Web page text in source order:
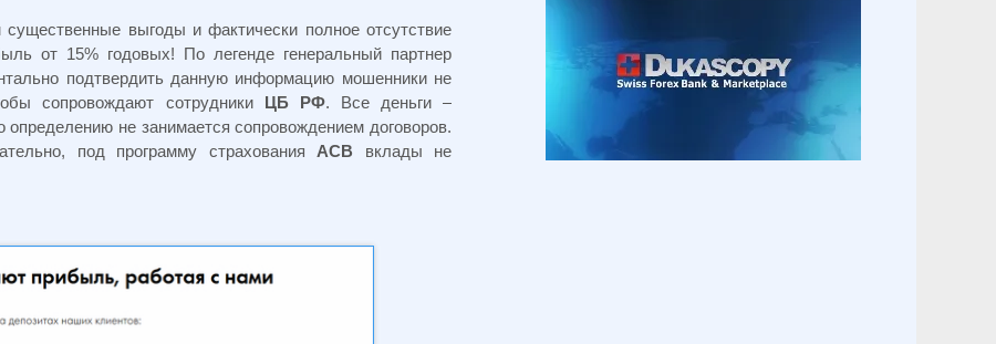
выгоды и фактически полное отсутствие
от 15% годовых! По легенде генеральный партнер
подтвердить данную информацию мошенники не
сопровождают сотрудники ЦБ РФ. Все деньги –
не занимается сопровождением договоров.
под программу страхования АСВ вклады не